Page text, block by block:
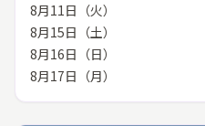
8月11日（火）
8月15日（土）
8月16日（日）
8月17日（月）